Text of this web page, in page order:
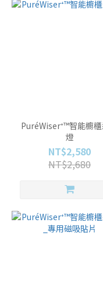
PuréWiser⁺™智能櫥
燈
NT$2,580
NT$2,680